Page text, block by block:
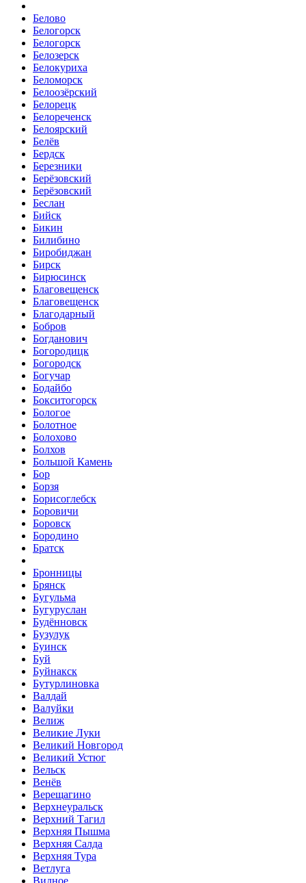
Белово
Белогорск
Белогорск
Белозерск
Белокуриха
Беломорск
Белоозёрский
Белорецк
Белореченск
Белоярский
Белёв
Бердск
Березники
Берёзовский
Берёзовский
Беслан
Бийск
Бикин
Билибино
Биробиджан
Бирск
Бирюсинск
Благовещенск
Благовещенск
Благодарный
Бобров
Богданович
Богородицк
Богородск
Богучар
Бодайбо
Бокситогорск
Бологое
Болотное
Болохово
Болхов
Большой Камень
Бор
Борзя
Борисоглебск
Боровичи
Боровск
Бородино
Братск
Бронницы
Брянск
Бугульма
Бугуруслан
Будённовск
Бузулук
Буинск
Буй
Буйнакск
Бутурлиновка
Валдай
Валуйки
Велиж
Великие Луки
Великий Новгород
Великий Устюг
Вельск
Венёв
Верещагино
Верхнеуральск
Верхний Тагил
Верхняя Пышма
Верхняя Салда
Верхняя Тура
Ветлуга
Видное